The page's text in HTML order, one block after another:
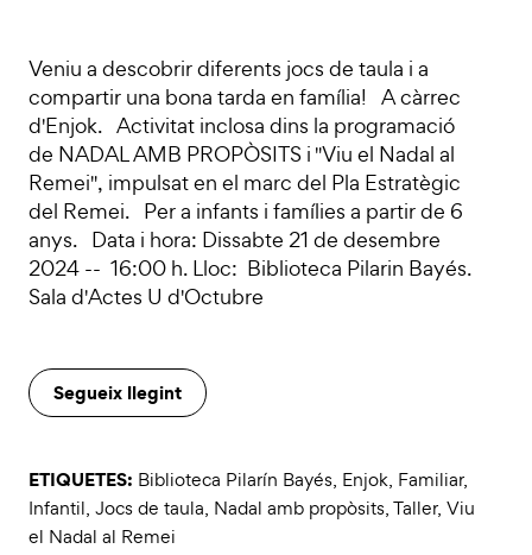
Veniu a descobrir diferents jocs de taula i a
compartir una bona tarda en família! A càrrec
d'Enjok. Activitat inclosa dins la programació
de NADAL AMB PROPÒSITS i "Viu el Nadal al
Remei", impulsat en el marc del Pla Estratègic
del Remei. Per a infants i famílies a partir de 6
anys. Data i hora: Dissabte 21 de desembre
2024 -- 16:00 h. Lloc: Biblioteca Pilarin Bayés.
Sala d'Actes U d'Octubre
Segueix llegint
ETIQUETES: Biblioteca Pilarín Bayés, Enjok, Familiar,
Infantil, Jocs de taula, Nadal amb propòsits,Taller, Viu
el Nadal al Remei